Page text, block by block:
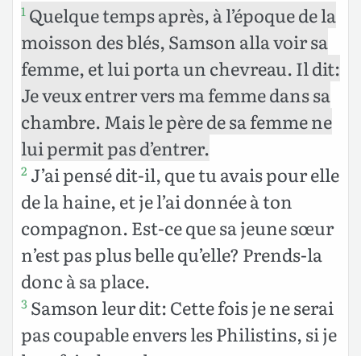
1 Quelque temps après, à l’époque de la
moisson des blés, Samson alla voir sa
femme, et lui porta un chevreau. Il dit:
Je veux entrer vers ma femme dans sa
chambre. Mais le père de sa femme ne
lui permit pas d’entrer.
2 J’ai pensé dit-il, que tu avais pour elle
de la haine, et je l’ai donnée à ton
compagnon. Est-ce que sa jeune sœur
n’est pas plus belle qu’elle? Prends-la
donc à sa place.
3 Samson leur dit: Cette fois je ne serai
pas coupable envers les Philistins, si je